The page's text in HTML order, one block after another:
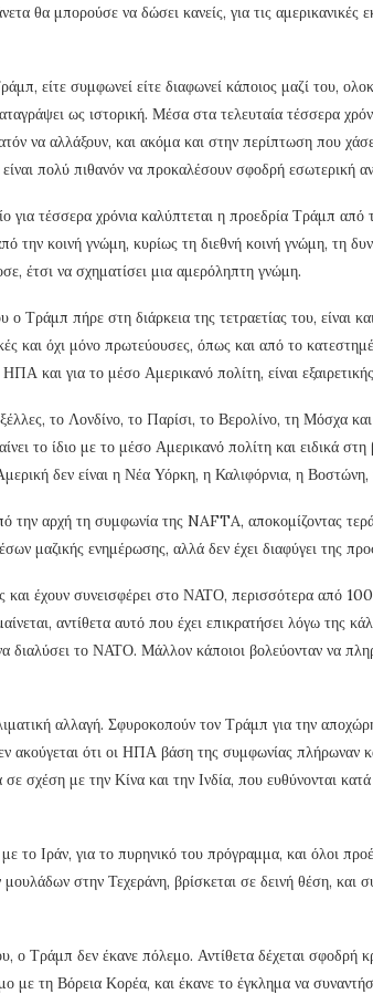
θα μπορούσε να δώσει κανείς, για τις αμερικανικές
είτε συμφωνεί είτε διαφωνεί κάποιος μαζί του,
ως ιστορική. Μέσα στα τελευταία τέσσερα
να αλλάξουν, και ακόμα και στην περίπτωση που
πολύ πιθανόν να προκαλέσουν σφοδρή εσωτερική
για τέσσερα χρόνια καλύπτεται η προεδρία Τράμπ
την κοινή γνώμη, κυρίως τη διεθνή κοινή γνώμη, τη
έτσι να σχηματίσει μια αμερόληπτη γνώμη.
Τράμπ πήρε στη διάρκεια της τετραετίας του, είναι
και όχι μόνο πρωτεύουσες, όπως και από το
και για το μέσο Αμερικανό πολίτη, είναι
το Λονδίνο, το Παρίσι, το Βερολίνο, τη Μόσχα
το ίδιο με το μέσο Αμερικανό πολίτη και ειδικά στη
δεν είναι η Νέα Υόρκη, η Καλιφόρνια, η Βοστώνη,
την αρχή τη συμφωνία της NAFTA, αποκομίζοντας
μαζικής ενημέρωσης, αλλά δεν έχει διαφύγει της
και έχουν συνεισφέρει στο ΝΑΤΟ, περισσότερα από
αντίθετα αυτό που έχει επικρατήσει λόγω της
διαλύσει το ΝΑΤΟ. Μάλλον κάποιοι βολεύονταν να
αλλαγή. Σφυροκοπούν τον Τράμπ για την
ακούγεται ότι οι ΗΠΑ βάση της συμφωνίας πλήρωναν
σχέση με την Κίνα και την Ινδία, που ευθύνονται
το Ιράν, για το πυρηνικό του πρόγραμμα, και όλοι
στην Τεχεράνη, βρίσκεται σε δεινή θέση, και
ο Τράμπ δεν έκανε πόλεμο. Αντίθετα δέχεται σφοδρή
με τη Βόρεια Κορέα, και έκανε το έγκλημα να